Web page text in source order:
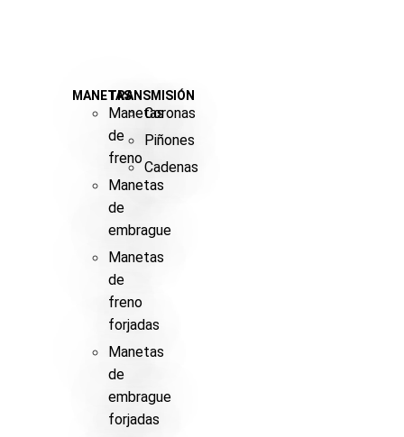
MANETAS
Manetas
de
freno
Manetas
de
embrague
Manetas
de
freno
forjadas
Manetas
de
embrague
forjadas
TRANSMISIÓN
Coronas
Piñones
Cadenas